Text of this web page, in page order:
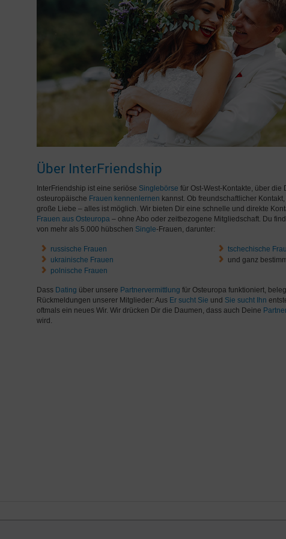
Über InterFriendship
InterFriendship ist eine seriöse Singlebörse für Ost-West-Kontakte, über die
osteuropäische Frauen kennenlernen kannst. Ob freundschaftlicher
große Liebe – alles ist möglich. Wir bieten Dir eine schnelle und direkte
Frauen aus Osteuropa – ohne Abo oder zeitbezogene Mitgliedschaft. Du
von mehr als 5.000 hübschen Single-Frauen, darunter:
russische Frauen
ukrainische Frauen
polnische Frauen
tschechische
und ganz
Dass Dating über unsere Partnervermittlung für Osteuropa funktioniert,
Rückmeldungen unserer Mitglieder: Aus Er sucht Sie und Sie sucht Ihn
oftmals ein neues Wir. Wir drücken Dir die Daumen, dass auch Deine
wird.